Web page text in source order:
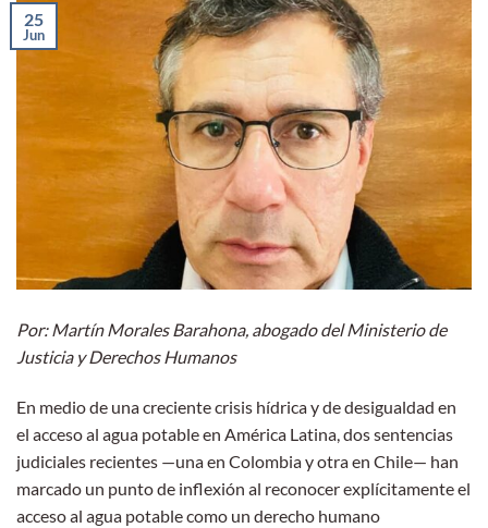
25
Jun
Por: Martín Morales Barahona, abogado del Ministerio de
Justicia y Derechos Humanos
En medio de una creciente crisis hídrica y de desigualdad en
el acceso al agua potable en América Latina, dos sentencias
judiciales recientes —una en Colombia y otra en Chile— han
marcado un punto de inflexión al reconocer explícitamente el
acceso al agua potable como un derecho humano